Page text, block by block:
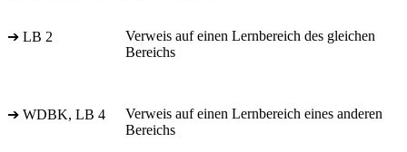
➔ LB 2
Verweis auf einen Lernbereich des gleichen
Bereichs
➔ WDBK, LB 4
Verweis auf einen Lernbereich eines anderen
Bereichs